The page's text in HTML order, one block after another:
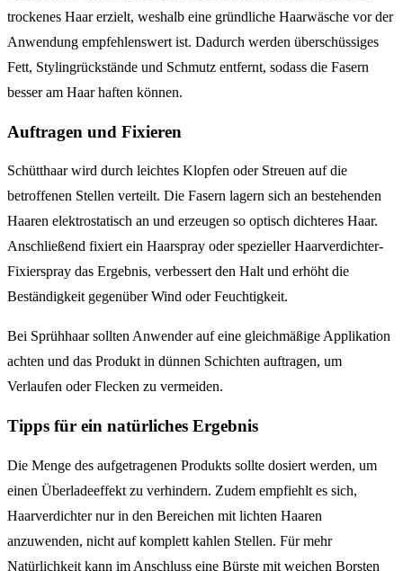
trockenes Haar erzielt, weshalb eine gründliche Haarwäsche vor der
Anwendung empfehlenswert ist. Dadurch werden überschüssiges
Fett, Stylingrückstände und Schmutz entfernt, sodass die Fasern
besser am Haar haften können.
Auftragen und Fixieren
Schütthaar wird durch leichtes Klopfen oder Streuen auf die
betroffenen Stellen verteilt. Die Fasern lagern sich an bestehenden
Haaren elektrostatisch an und erzeugen so optisch dichteres Haar.
Anschließend fixiert ein Haarspray oder spezieller Haarverdichter-
Fixierspray das Ergebnis, verbessert den Halt und erhöht die
Beständigkeit gegenüber Wind oder Feuchtigkeit.
Bei Sprühhaar sollten Anwender auf eine gleichmäßige Applikation
achten und das Produkt in dünnen Schichten auftragen, um
Verlaufen oder Flecken zu vermeiden.
Tipps für ein natürliches Ergebnis
Die Menge des aufgetragenen Produkts sollte dosiert werden, um
einen Überladeeffekt zu verhindern. Zudem empfiehlt es sich,
Haarverdichter nur in den Bereichen mit lichten Haaren
anzuwenden, nicht auf komplett kahlen Stellen. Für mehr
Natürlichkeit kann im Anschluss eine Bürste mit weichen Borsten